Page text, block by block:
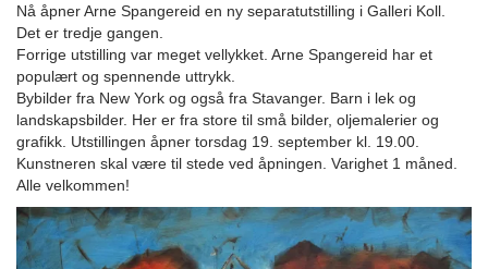
Nå åpner Arne Spangereid en ny separatutstilling i Galleri Koll.
Det er tredje gangen.
Forrige utstilling var meget vellykket. Arne Spangereid har et
populært og spennende uttrykk.
Bybilder fra New York og også fra Stavanger. Barn i lek og
landskapsbilder. Her er fra store til små bilder, oljemalerier og
grafikk. Utstillingen åpner torsdag 19. september kl. 19.00.
Kunstneren skal være til stede ved åpningen. Varighet 1 måned.
Alle velkommen!